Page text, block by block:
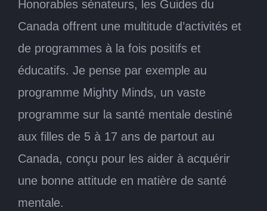
Honorables sénateurs, les Guides du
Canada offrent une multitude d’activités et
de programmes à la fois positifs et
éducatifs. Je pense par exemple au
programme Mighty Minds, un vaste
programme sur la santé mentale destiné
aux filles de 5 à 17 ans de partout au
Canada, conçu pour les aider à acquérir
une bonne attitude en matière de santé
mentale.